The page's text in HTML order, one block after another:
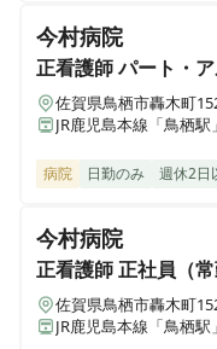
正看護師 パート・アル
【非常勤｜24時間託
備「そっと、あなた
期、ストレスケアに
今村病院
正看護師パート・
佐賀県鳥栖市轟木町
JR鹿児島本線「鳥栖駅
病院 日勤のみ 週休2日
今村病院
正看護師正社員（常
佐賀県鳥栖市轟木町
JR鹿児島本線「鳥栖駅